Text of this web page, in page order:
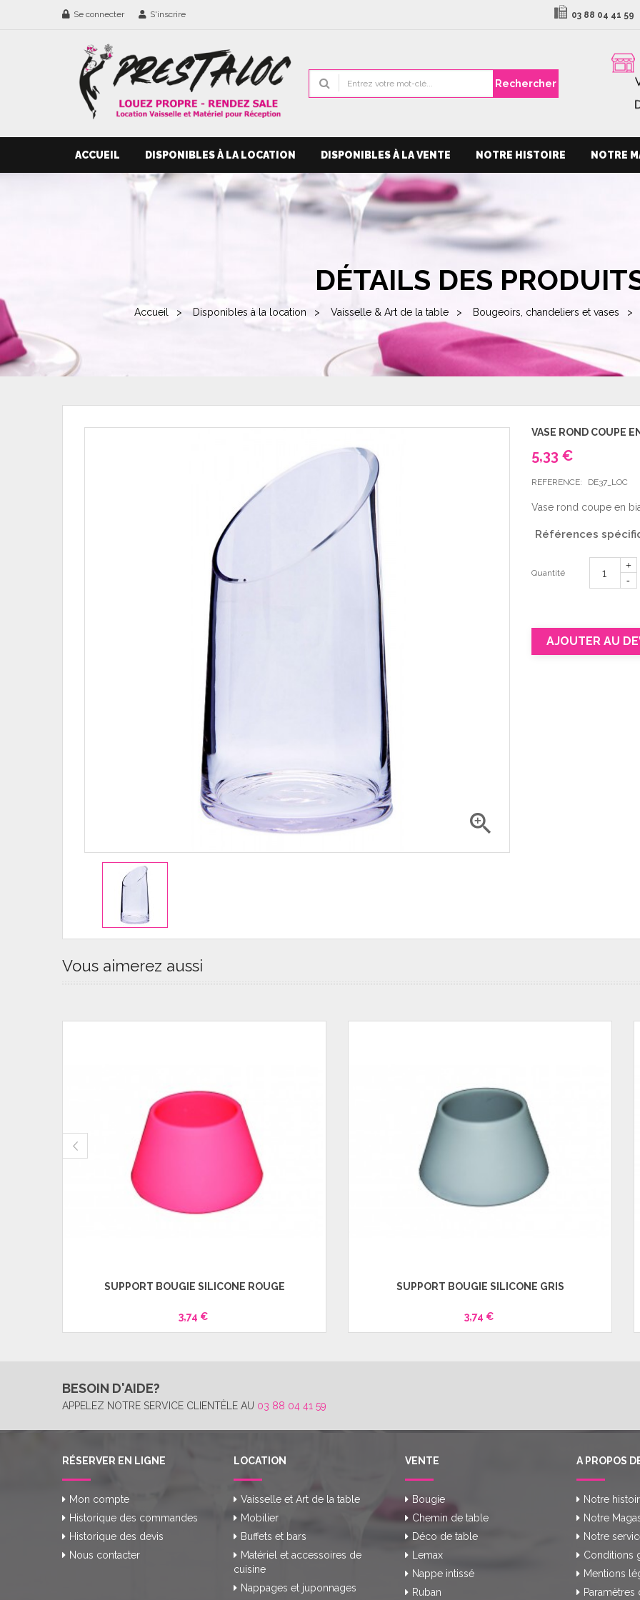
Se connecter S'inscrire 03 88 04 41 59
Rechercher
ACCUEIL DISPONIBLES À LA LOCATION DISPONIBLES À LA VENTE NOTRE HISTOIRE NOTRE
DÉTAILS DES
Accueil Disponibles à la location Vaisselle & Art de la table Bougeoirs, chandeliers et vases

VASE ROND COUPE
5,33 €
REFERENCE: DE37_LOC
Vase rond coupe en
Références
Quantité
AJOUTER AU
Vous aimerez aussi
SUPPORT BOUGIE SILICONE ROUGE
3,74 €
SUPPORT BOUGIE SILICONE GRIS
3,74 €
BESOIN D'AIDE?
APPELEZ NOTRE SERVICE CLIENTÈLE AU 03 88 04 41 59
RÉSERVER EN LIGNE
Mon compte
Historique des commandes
Historique des devis
Nous contacter
LOCATION
Vaisselle et Art de la table
Mobilier
Buffets et bars
Matériel et accessoires de
cuisine
Nappages et juponnages
VENTE
Bougie
Chemin de table
Déco de table
Lemax
Nappe intissé
Ruban
A PROPOS
Notre
Notre
Notre
Conditions
Mentions